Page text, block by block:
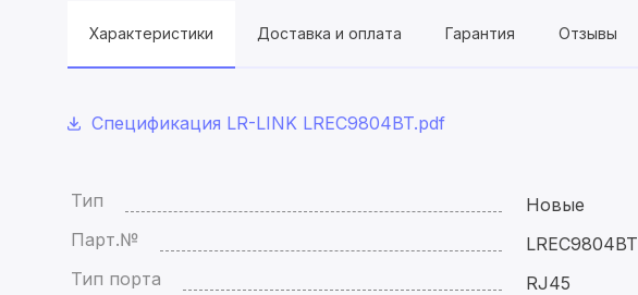
Характеристики Доставка и оплата Гарантия Отзывы
Спецификация LR-LINK LREC9804BT.pdf
Тип
Новые
Парт.№
LREC9804BT
Тип порта
RJ45